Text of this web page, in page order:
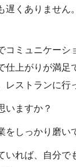
遅くありませ
コミュニケーシ
仕上がりが満
レストランに行
いますか？
をしっかり磨い
いれば、自分で